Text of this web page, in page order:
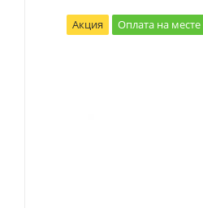
Акция Оплата на месте